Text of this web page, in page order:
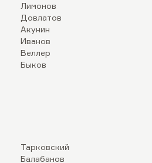
Лимонов
Довлатов
Акунин
Иванов
Веллер
Быков
Тарковский
Балабанов